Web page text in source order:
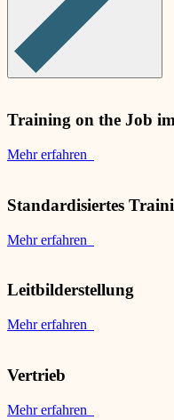
Training on the Job
Mehr erfahren
Standardisiertes
Mehr erfahren
Leitbilderstellung
Mehr erfahren
Vertrieb
Mehr erfahren